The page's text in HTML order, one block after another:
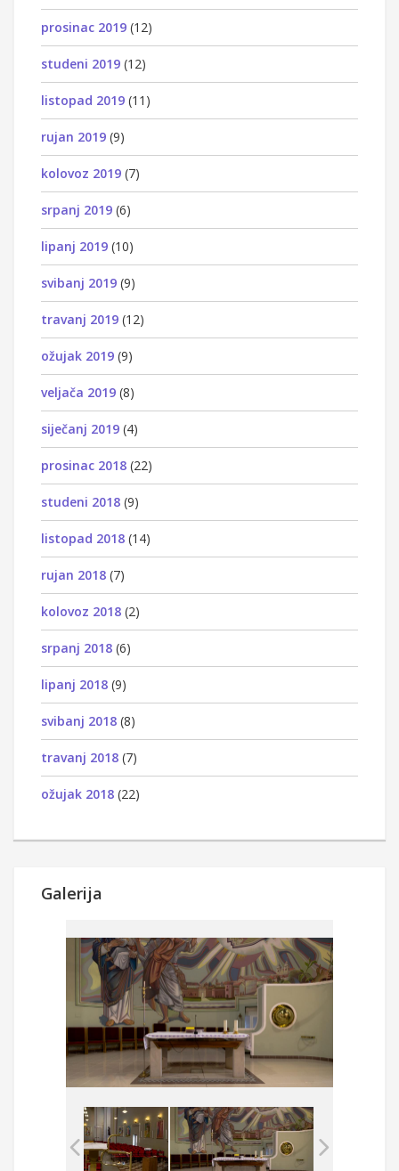
prosinac 2019 (12)
studeni 2019 (12)
listopad 2019 (11)
rujan 2019 (9)
kolovoz 2019 (7)
srpanj 2019 (6)
lipanj 2019 (10)
svibanj 2019 (9)
travanj 2019 (12)
ožujak 2019 (9)
veljača 2019 (8)
siječanj 2019 (4)
prosinac 2018 (22)
studeni 2018 (9)
listopad 2018 (14)
rujan 2018 (7)
kolovoz 2018 (2)
srpanj 2018 (6)
lipanj 2018 (9)
svibanj 2018 (8)
travanj 2018 (7)
ožujak 2018 (22)
Galerija